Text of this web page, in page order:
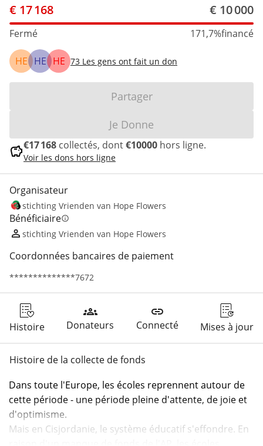
€ 17 168 € 10 000
Fermé 171,7%financé
HE HE HE 73 Les gens ont fait un don
Partager
Je Donne
savings€17 168 collectés, dont€10000 hors ligne.
Voir les dons hors ligne
Organisateur
stichting Vrienden van Hope Flowers
Bénéficiaireinfo
stichting Vrienden van Hope Flowers
Coordonnées bancaires de paiement
**************7672
Histoire
groups
Donateurs
link
Connecté Mises à jour
Histoire de la collecte de fonds
Dans toute l'Europe, les écoles reprennent autour de
cette période - une période pleine d'attente, de joie et
d'optimisme.
Mais en Cisjordanie, le système éducatif s'effondre. En